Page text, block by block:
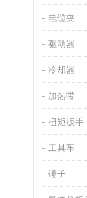
电缆夹
驱动器
冷却器
加热带
扭矩扳手
工具车
锤子